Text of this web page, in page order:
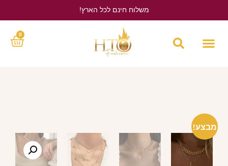
משלוח חינם לכל הארץ!
0
מבצע!